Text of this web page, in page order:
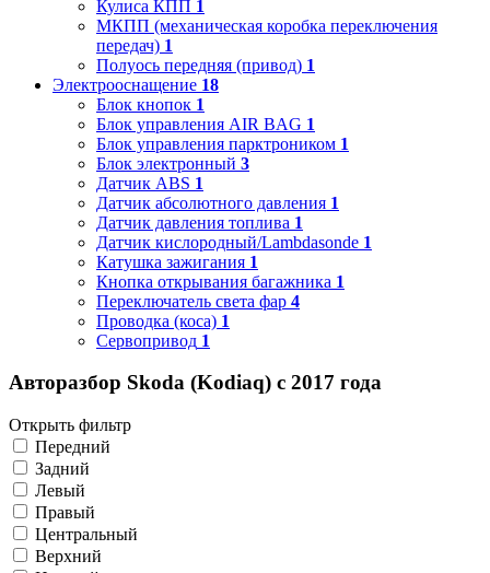
Кулиса КПП 1
МКПП (механическая коробка переключения
передач) 1
Полуось передняя (привод) 1
Электрооснащение 18
Блок кнопок 1
Блок управления AIR BAG 1
Блок управления парктроником 1
Блок электронный 3
Датчик ABS 1
Датчик абсолютного давления 1
Датчик давления топлива 1
Датчик кислородный/Lambdasonde 1
Катушка зажигания 1
Кнопка открывания багажника 1
Переключатель света фар 4
Проводка (коса) 1
Сервопривод 1
Авторазбор Skoda (Kodiaq) с 2017 года
Открыть фильтр
Передний
Задний
Левый
Правый
Центральный
Верхний